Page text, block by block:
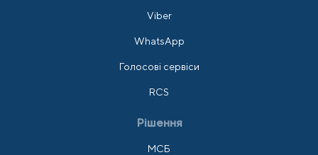
Viber
WhatsApp
Голосові сервіси
RCS
Рішення
МСБ